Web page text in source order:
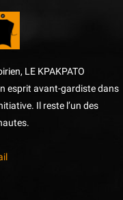
LE KPAKPATO
esprit avant-gardiste dans
Il reste l’un des